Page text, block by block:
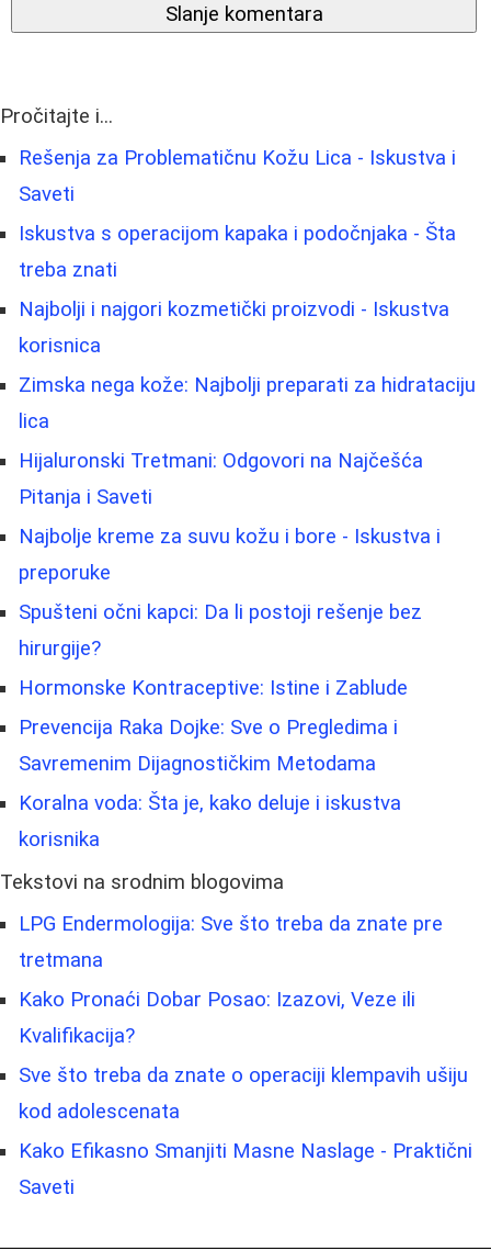
Slanje komentara
Pročitajte i...
Rešenja za Problematičnu Kožu Lica - Iskustva i
Saveti
Iskustva s operacijom kapaka i podočnjaka - Šta
treba znati
Najbolji i najgori kozmetički proizvodi - Iskustva
korisnica
Zimska nega kože: Najbolji preparati za hidrataciju
lica
Hijaluronski Tretmani: Odgovori na Najčešća
Pitanja i Saveti
Najbolje kreme za suvu kožu i bore - Iskustva i
preporuke
Spušteni očni kapci: Da li postoji rešenje bez
hirurgije?
Hormonske Kontraceptive: Istine i Zablude
Prevencija Raka Dojke: Sve o Pregledima i
Savremenim Dijagnostičkim Metodama
Koralna voda: Šta je, kako deluje i iskustva
korisnika
Tekstovi na srodnim blogovima
LPG Endermologija: Sve što treba da znate pre
tretmana
Kako Pronaći Dobar Posao: Izazovi, Veze ili
Kvalifikacija?
Sve što treba da znate o operaciji klempavih ušiju
kod adolescenata
Kako Efikasno Smanjiti Masne Naslage - Praktični
Saveti